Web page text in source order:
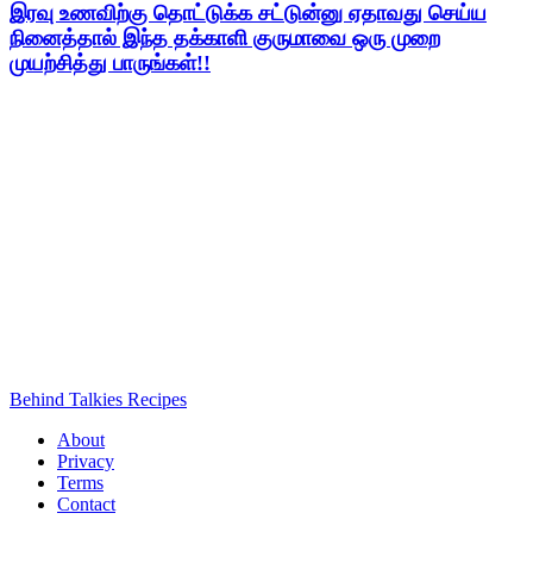
இரவு உணவிற்கு தொட்டுக்க சட்டுன்னு ஏதாவது செய்ய
நினைத்தால் இந்த தக்காளி குருமாவை ஒரு முறை
முயற்சித்து பாருங்கள்!!
Behind Talkies Recipes
About
Privacy
Terms
Contact